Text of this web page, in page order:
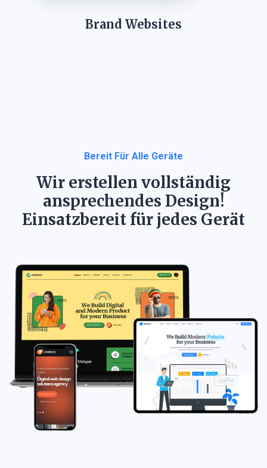
Brand Websites
Bereit Für Alle Geräte
Wir erstellen vollständig
ansprechendes Design!
Einsatzbereit für jedes Gerät